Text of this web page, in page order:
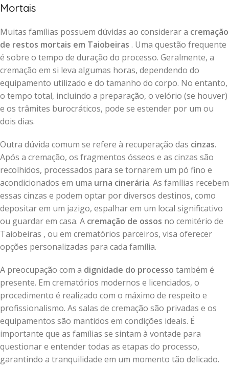
Mortais
Muitas famílias possuem dúvidas ao considerar a cremação
de restos mortais em Taiobeiras . Uma questão frequente
é sobre o tempo de duração do processo. Geralmente, a
cremação em si leva algumas horas, dependendo do
equipamento utilizado e do tamanho do corpo. No entanto,
o tempo total, incluindo a preparação, o velório (se houver)
e os trâmites burocráticos, pode se estender por um ou
dois dias.
Outra dúvida comum se refere à recuperação das cinzas.
Após a cremação, os fragmentos ósseos e as cinzas são
recolhidos, processados para se tornarem um pó fino e
acondicionados em uma urna cinerária. As famílias recebem
essas cinzas e podem optar por diversos destinos, como
depositar em um jazigo, espalhar em um local significativo
ou guardar em casa. A cremação de ossos no cemitério de
Taiobeiras , ou em crematórios parceiros, visa oferecer
opções personalizadas para cada família.
A preocupação com a dignidade do processo também é
presente. Em crematórios modernos e licenciados, o
procedimento é realizado com o máximo de respeito e
profissionalismo. As salas de cremação são privadas e os
equipamentos são mantidos em condições ideais. É
importante que as famílias se sintam à vontade para
questionar e entender todas as etapas do processo,
garantindo a tranquilidade em um momento tão delicado.